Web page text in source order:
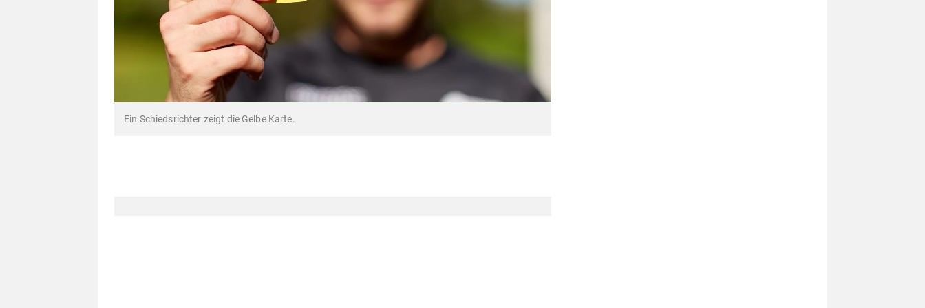
Ein Schiedsrichter zeigt die Gelbe Karte.